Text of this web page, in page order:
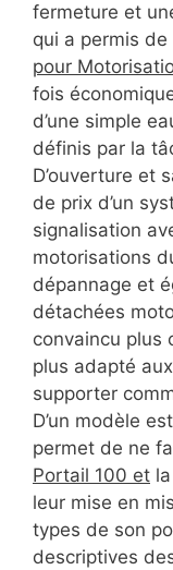
fermeture et
qui a permis de
pour
fois
d’une simple
définis par la
D’ouverture et
de prix d’un
signalisation
motorisations
dépannage et
détachées
convaincu plus
plus adapté
supporter
D’un modèle
permet de ne
Portail 100 et
leur mise en
types de son
descriptives